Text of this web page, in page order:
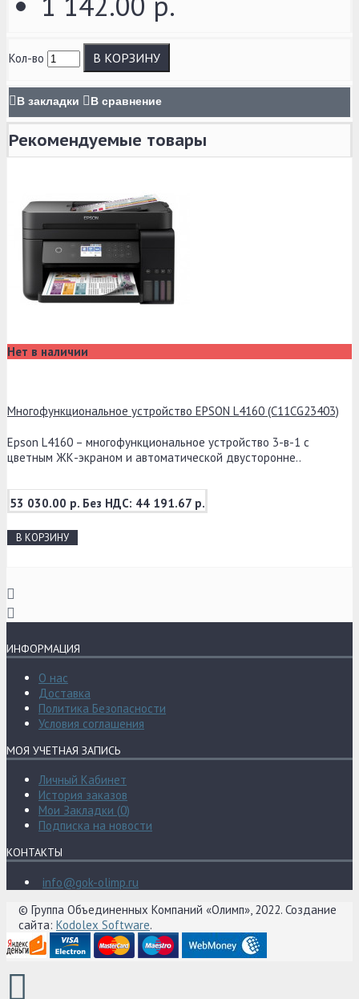
Кол-во В КОРЗИНУ
В закладки В сравнение
Рекомендуемые товары
Нет в наличии
Многофункциональное устройство EPSON L4160 (C11CG23403)
Epson L4160 – многофункциональное устройство 3-в-1 с
цветным ЖК-экраном и автоматической двусторонне..
53 030.00 р. Без НДС: 44 191.67 р.
В КОРЗИНУ
ИНФОРМАЦИЯ
О нас
Доставка
Политика Безопасности
Условия соглашения
МОЯ УЧЕТНАЯ ЗАПИСЬ
Личный Кабинет
История заказов
Мои Закладки (0)
Подписка на новости
КОНТАКТЫ
info@gok-olimp.ru
© Группа Объединенных Компаний «Олимп», 2022. Создание
сайта: Kodolex Software.